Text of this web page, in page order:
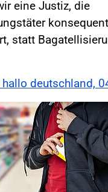
eine Justiz, die
statt
hallo deutschland,